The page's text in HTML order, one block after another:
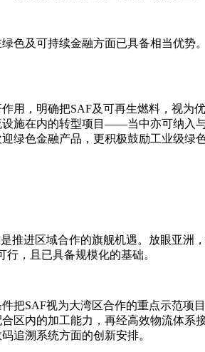
色及可持续金融方面已具备相当优
用，明确把SAF及可再生燃料，视
施在内的转型项目——当中亦可纳入
绿色金融产品，更积极鼓励工业级绿
推进区域合作的旗舰机遇。放眼亚
，且已具备规模化的基础。
把SAF视为大湾区合作的重点示范
区内的加工能力，再经高效物流体
追溯系统方面的创新安排。